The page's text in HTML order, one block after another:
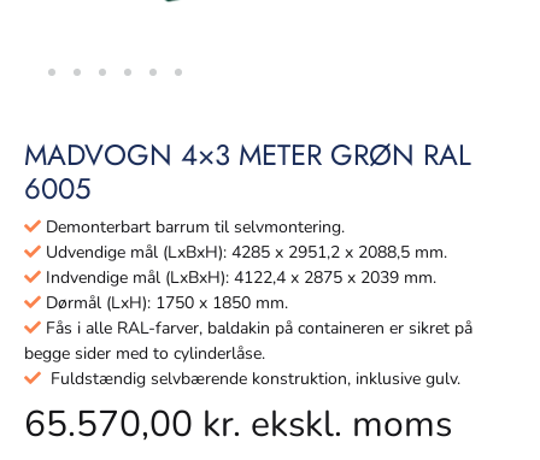
MADVOGN 4×3 METER GRØN RAL
6005
Demonterbart barrum til selvmontering.
Udvendige mål (LxBxH): 4285 x 2951,2 x 2088,5 mm.
Indvendige mål (LxBxH): 4122,4 x 2875 x 2039 mm.
Dørmål (LxH): 1750 x 1850 mm.
Fås i alle RAL-farver, baldakin på containeren er sikret på
begge sider med to cylinderlåse.
Fuldstændig selvbærende konstruktion, inklusive gulv.
65.570,00 kr. ekskl. moms